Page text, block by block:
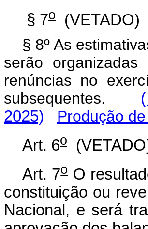
§ 7o
(VETADO)
§ 8º As
serão
renúncias no
subsequentes.
2025)
Produção
Art. 6o
Art. 7o O
constituição ou
Nacional, e será